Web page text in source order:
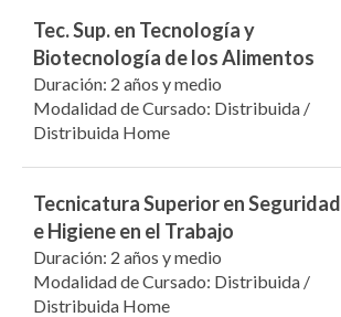
Tec. Sup. en Tecnología y
Biotecnología de los Alimentos
Duración: 2 años y medio
Modalidad de Cursado: Distribuida /
Distribuida Home
Tecnicatura Superior en Seguridad
e Higiene en el Trabajo
Duración: 2 años y medio
Modalidad de Cursado: Distribuida /
Distribuida Home